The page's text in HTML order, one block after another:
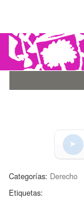
Categorías: Derecho
Etiquetas: